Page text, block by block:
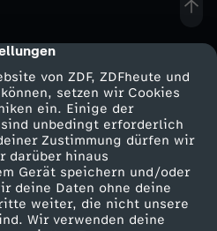
von ZDF, ZDFheute und
setzen wir Cookies
ein. Einige der
unbedingt erforderlich
Zustimmung dürfen wir
darüber hinaus
Gerät speichern und/oder
deine Daten ohne deine
weiter, die nicht unsere
Wir verwenden deine
Service
ZDFmitreden
Kontakt zum ZDF